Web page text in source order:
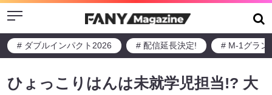
Menu
# ダブルインパクト2026 # 配信延長決定! # M-1グラン
ひょっこりはんは未就学児担当!? 大